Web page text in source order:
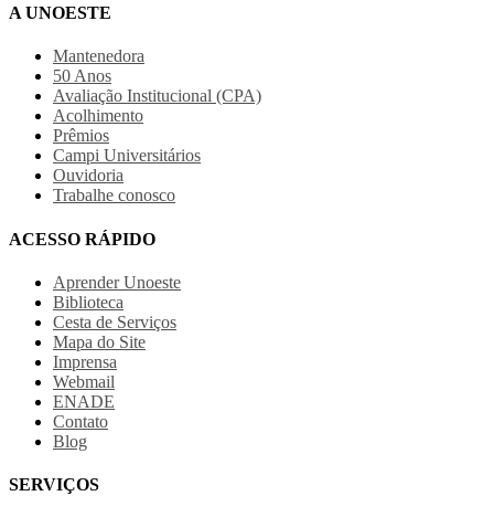
A UNOESTE
Mantenedora
50 Anos
Avaliação Institucional (CPA)
Acolhimento
Prêmios
Campi Universitários
Ouvidoria
Trabalhe conosco
ACESSO RÁPIDO
Aprender Unoeste
Biblioteca
Cesta de Serviços
Mapa do Site
Imprensa
Webmail
ENADE
Contato
Blog
SERVIÇOS